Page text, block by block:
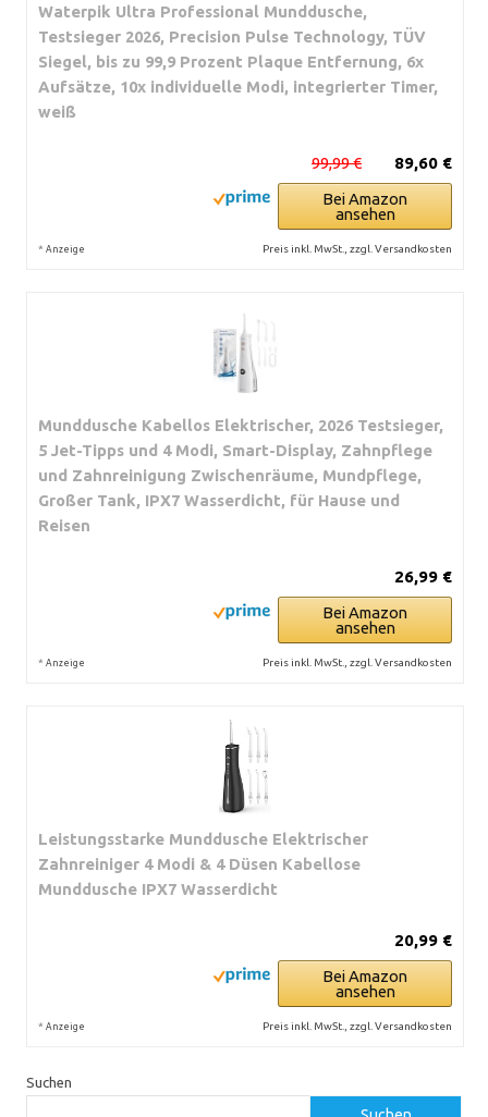
Waterpik Ultra Professional Munddusche,
Testsieger 2026, Precision Pulse Technology, TÜV
Siegel, bis zu 99,9 Prozent Plaque Entfernung, 6x
Aufsätze, 10x individuelle Modi, integrierter Timer,
weiß
89,60 €
99,99 €
Bei Amazon
ansehen
* Anzeige Preis inkl. MwSt., zzgl. Versandkosten
Munddusche Kabellos Elektrischer, 2026 Testsieger,
5 Jet-Tipps und 4 Modi, Smart-Display, Zahnpflege
und Zahnreinigung Zwischenräume, Mundpflege,
Großer Tank, IPX7 Wasserdicht, für Hause und
Reisen
26,99 €
Bei Amazon
ansehen
* Anzeige Preis inkl. MwSt., zzgl. Versandkosten
Leistungsstarke Munddusche Elektrischer
Zahnreiniger 4 Modi & 4 Düsen Kabellose
Munddusche IPX7 Wasserdicht
20,99 €
Bei Amazon
ansehen
* Anzeige Preis inkl. MwSt., zzgl. Versandkosten
Suchen